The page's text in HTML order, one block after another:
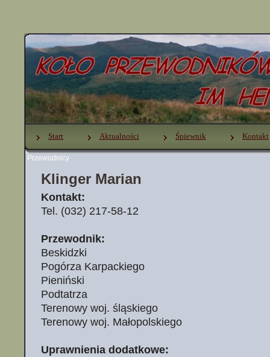
Przewodnicy
Start Aktualności Śpiewnik Kontakt
Klinger Marian
Kontakt:
Tel. (032) 217-58-12
Przewodnik:
Beskidzki
Pogórza Karpackiego
Pieniński
Podtatrza
Terenowy woj. śląskiego
Terenowy woj. Małopolskiego
Uprawnienia dodatkowe: